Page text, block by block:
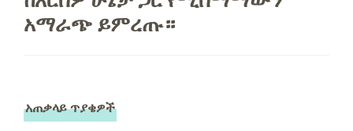
አማራጭ ይምረጡ።
አጠቃላይ ጥያቄዎች